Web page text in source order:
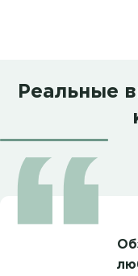
Реальные